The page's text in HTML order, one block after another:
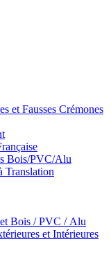
et Fausses Crémones
Bois/PVC/Alu
Translation
Bois / PVC / Alu
et Intérieures